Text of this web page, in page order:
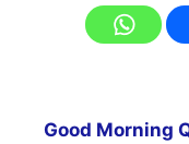
Good Morning